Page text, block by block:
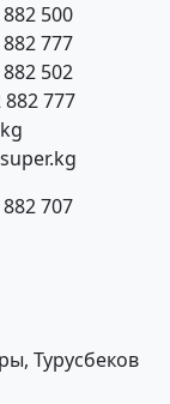
500
777
502
882 777
707
Турусбеков